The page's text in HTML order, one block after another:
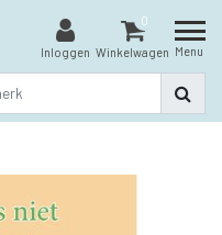
Inloggen
0
Winkelwagen Menu